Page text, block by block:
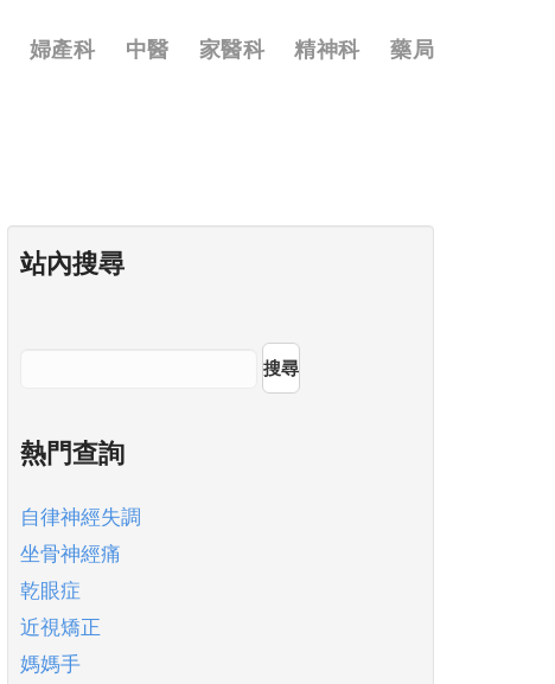
婦產科 中醫 家醫科 精神科 藥局
站內搜尋
搜尋
熱門查詢
自律神經失調
坐骨神經痛
乾眼症
近視矯正
媽媽手